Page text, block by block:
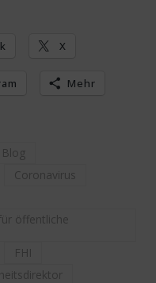
X
Mehr
Blog
Coronavirus
öffentliche
FHI